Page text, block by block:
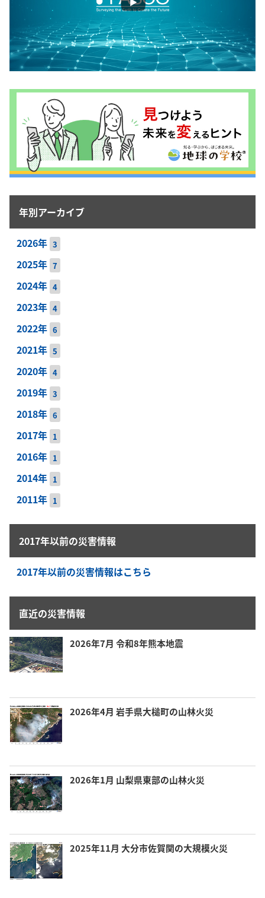
年別アーカイブ
2026年 3
2025年 7
2024年 4
2023年 4
2022年 6
2021年 5
2020年 4
2019年 3
2018年 6
2017年 1
2016年 1
2014年 1
2011年 1
2017年以前の災害情報
2017年以前の災害情報はこちら
直近の災害情報
2026年7月 令和8年熊本地震
2026年4月 岩手県大槌町の山林火災
2026年1月 山梨県東部の山林火災
2025年11月 大分市佐賀関の大規模火災